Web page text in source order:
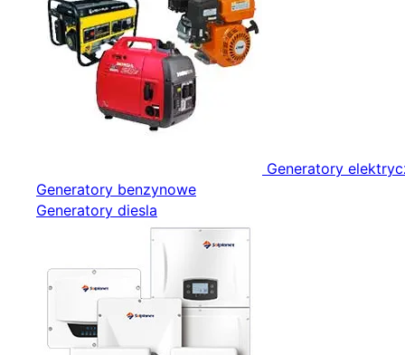
Generatory
Generatory benzynowe
Generatory diesla